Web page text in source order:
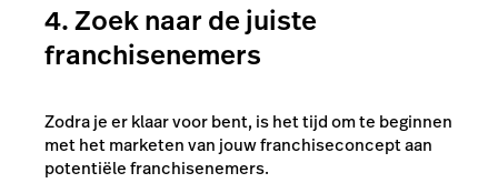
4. Zoek naar de juiste
franchisenemers
Zodra je er klaar voor bent, is het tijd om te beginnen
met het marketen van jouw franchiseconcept aan
potentiële franchisenemers.